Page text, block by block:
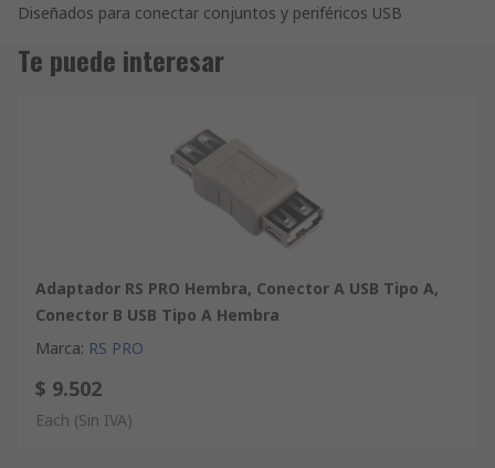
Diseñados para conectar conjuntos y periféricos USB
Te puede interesar
Adaptador RS PRO Hembra, Conector A USB Tipo A,
Conector B USB Tipo A Hembra
Marca: RS PRO
$ 9.502
Each (Sin IVA)